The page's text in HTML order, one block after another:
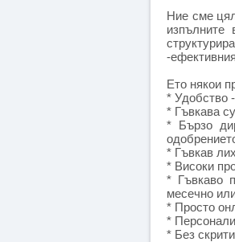
Ние сме
изпълните
-
Ето някои
* Удобство
* Гъвкава
* Бързо
* Гъвкав
* Високи
* Гъвкаво
месечно
* Просто
*
* Без